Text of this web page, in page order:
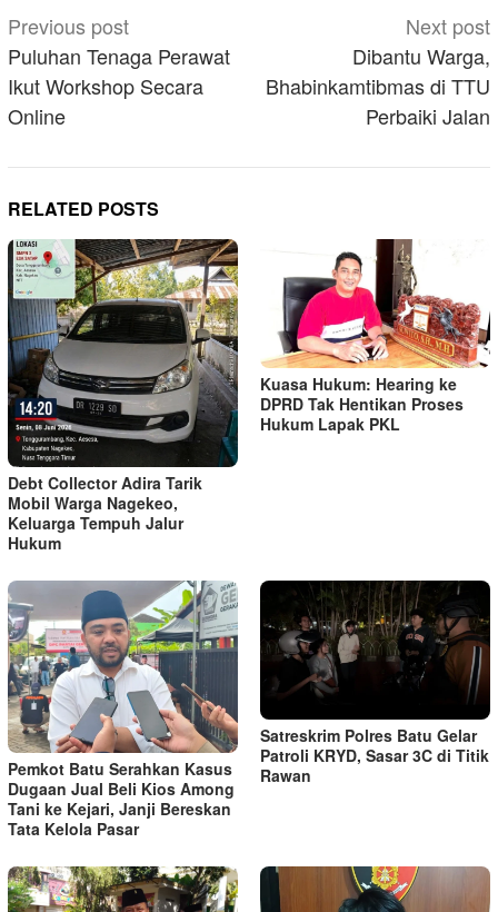
Post
navigation
Previous post
Puluhan Tenaga Perawat
Ikut Workshop Secara
Online
Next post
Dibantu Warga,
Bhabinkamtibmas di TTU
Perbaiki Jalan
RELATED POSTS
Debt Collector Adira Tarik
Mobil Warga Nagekeo,
Keluarga Tempuh Jalur
Hukum
Kuasa Hukum: Hearing ke
DPRD Tak Hentikan Proses
Hukum Lapak PKL
Pemkot Batu Serahkan Kasus
Dugaan Jual Beli Kios Among
Tani ke Kejari, Janji Bereskan
Tata Kelola Pasar
Satreskrim Polres Batu Gelar
Patroli KRYD, Sasar 3C di Titik
Rawan